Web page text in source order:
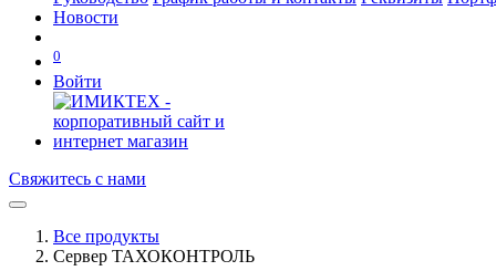
Новости
0
Войти
Свяжитесь с нами
Все продукты
Сервер ТАХОКОНТРОЛЬ